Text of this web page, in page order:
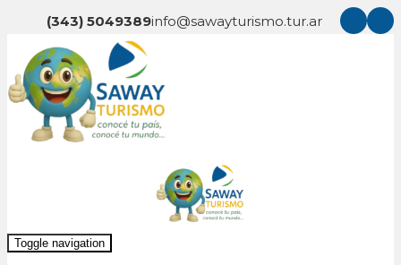
(343) 5049389info@sawayturismo.tur.ar
Toggle navigation